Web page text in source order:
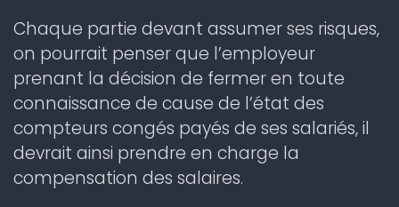
Chaque partie devant assumer ses risques,
on pourrait penser que l’employeur
prenant la décision de fermer en toute
connaissance de cause de l’état des
compteurs congés payés de ses salariés, il
devrait ainsi prendre en charge la
compensation des salaires.